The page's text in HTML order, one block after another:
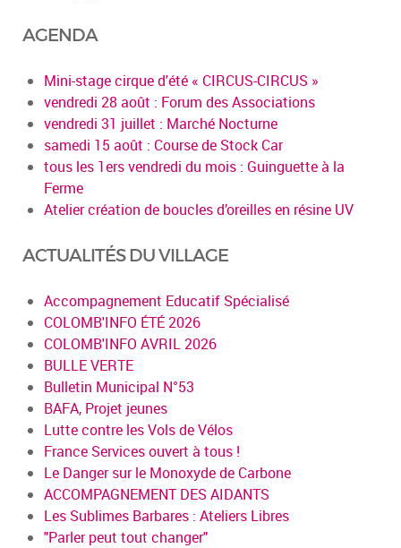
AGENDA
Mini-stage cirque d'été « CIRCUS-CIRCUS »
vendredi 28 août : Forum des Associations
vendredi 31 juillet : Marché Nocturne
samedi 15 août : Course de Stock Car
tous les 1ers vendredi du mois : Guinguette à la
Ferme
Atelier création de boucles d’oreilles en résine UV
ACTUALITÉS DU VILLAGE
Accompagnement Educatif Spécialisé
COLOMB'INFO ÉTÉ 2026
COLOMB'INFO AVRIL 2026
BULLE VERTE
Bulletin Municipal N°53
BAFA, Projet jeunes
Lutte contre les Vols de Vélos
France Services ouvert à tous !
Le Danger sur le Monoxyde de Carbone
ACCOMPAGNEMENT DES AIDANTS
Les Sublimes Barbares : Ateliers Libres
"Parler peut tout changer"